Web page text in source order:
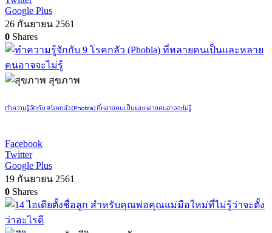
Google Plus
26 กันยายน 2561
0 Shares
สุขภาพ
ทำความรู้จักกับ 9 โรคกลัว (Phobia) ที่หลายคนเป็นและหลายคนอาจจะไม่รู้
Facebook
Twitter
Google Plus
19 กันยายน 2561
0 Shares